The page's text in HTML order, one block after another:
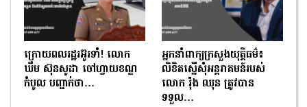
ក្រោយពលរដ្ឋរអ៊ូរទាំ! លោក
ឃឹម ស៊ុនសូដា ចៅហ្វាយខណ្ឌ
កំបូល បញ្ជាក់ថា…
អ្នកនាំពាក្យក្រសួងយុត្តិធម៌៖
លិខិតស្នើសុំអន្តរាគមន៍របស់
លោក រ៉ុង ឈុន ត្រូវបាន
ទទួល…